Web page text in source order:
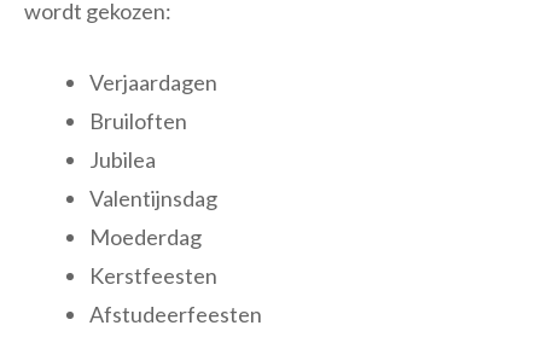
wordt gekozen:
Verjaardagen
Bruiloften
Jubilea
Valentijnsdag
Moederdag
Kerstfeesten
Afstudeerfeesten